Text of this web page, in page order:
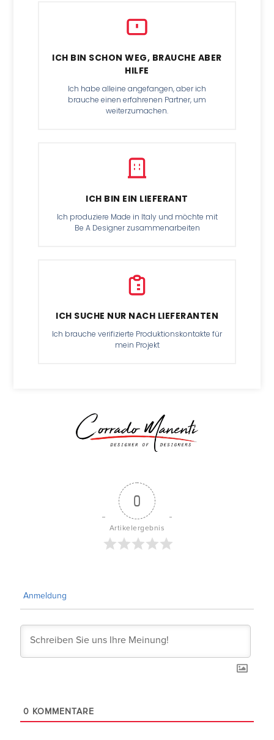
ICH BIN SCHON WEG, BRAUCHE ABER
HILFE
Ich habe alleine angefangen, aber ich
brauche einen erfahrenen Partner, um
weiterzumachen.
ICH BIN EIN LIEFERANT
Ich produziere Made in Italy und möchte mit
Be A Designer zusammenarbeiten
ICH SUCHE NUR NACH LIEFERANTEN
Ich brauche verifizierte Produktionskontakte für
mein Projekt
0
Artikelergebnis
Anmeldung
0 KOMMENTARE